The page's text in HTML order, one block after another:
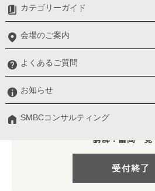
カテゴリーガイド
会場のご案内
よくあるご質問
お知らせ
SMBCコンサルティング
を解説
開催日（大阪会場
2025/06/
講師：冨岡
受付終了